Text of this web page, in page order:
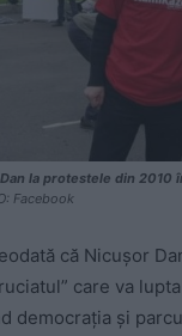
la protestele din 2010
Facebook
că Nicușor
care va
democrația și